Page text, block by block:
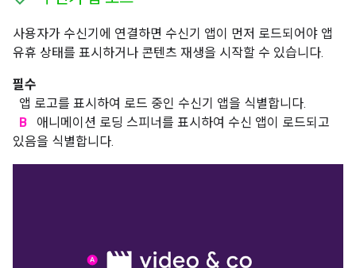
사용자가 수신기에 연결하면 수신기 앱이 먼저 로드되어야 앱
유휴 상태를 표시하거나 콘텐츠 재생을 시작할 수 있습니다.
필수
앱 로고를 표시하여 로드 중인 수신기 앱을 식별합니다.
B
애니메이션 로딩 스피너를 표시하여 수신 앱이 로드되고
있음을 식별합니다.